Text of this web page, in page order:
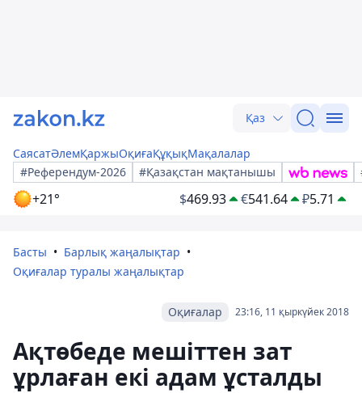
Қаз
СаясатӘлемҚаржыОқиғаҚұқықМақалалар
#Референдум-2026
#Қазақстан мақтанышы
+21° $469.93 €541.64 ₽5.71
Басты
Барлық жаңалықтар
Оқиғалар туралы жаңалықтар
23:16, 11 қыркүйек 2018
Оқиғалар
Ақтөбеде мешіттен зат
ұрлаған екі адам ұсталды